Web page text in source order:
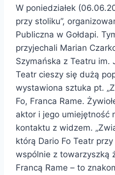
W poniedziałek
przy stoliku”,
Publiczna w Gołdapi.
przyjechali Marian
Szymańska z Teatru im.
Teatr cieszy się dużą
wystawiona sztuka pt.
Fo, Franca Rame.
aktor i jego umiejętność
kontaktu z widzem.
którą Dario Fo Teatr przy
wspólnie z towarzyszką
Francą Rame – to